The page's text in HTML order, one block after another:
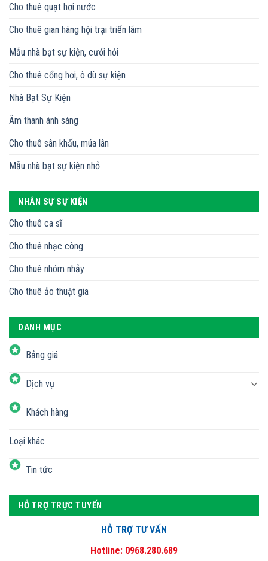
Cho thuê quạt hơi nước
Cho thuê gian hàng hội trại triển lãm
Mẫu nhà bạt sự kiện, cưới hỏi
Cho thuê cổng hơi, ô dù sự kiện
Nhà Bạt Sự Kiện
Âm thanh ánh sáng
Cho thuê sân khấu, múa lân
Mẫu nhà bạt sự kiện nhỏ
NHÂN SỰ SỰ KIỆN
Cho thuê ca sĩ
Cho thuê nhạc công
Cho thuê nhóm nhảy
Cho thuê ảo thuật gia
DANH MỤC
Bảng giá
Dịch vụ
Khách hàng
Loại khác
Tin tức
HỖ TRỢ TRỰC TUYẾN
HỖ TRỢ TƯ VẤN
Hotline: 0968.280.689